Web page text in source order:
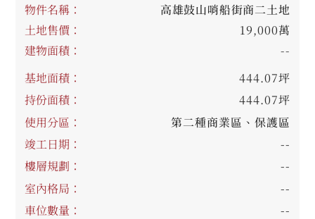
物件名稱：
高雄鼓山哨船街商二土地
土地售價：
19,000萬
建物面積：
--
基地面積：
444.07坪
持份面積：
444.07坪
使用分區：
第二種商業區、保護區
竣工日期：
--
樓層規劃：
--
室內格局：
--
車位數量：
--